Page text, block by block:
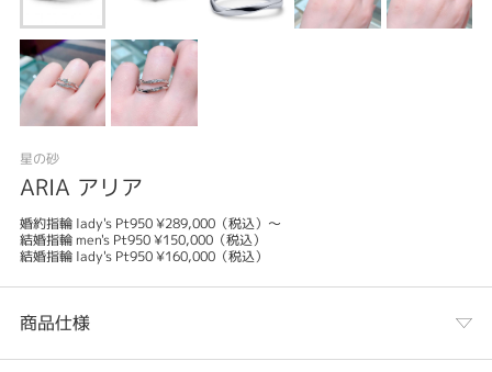
星の砂
ARIA アリア
婚約指輪 lady's Pt950 ¥289,000（税込）～
結婚指輪 men's Pt950 ¥150,000（税込）
結婚指輪 lady's Pt950 ¥160,000（税込）
商品仕様